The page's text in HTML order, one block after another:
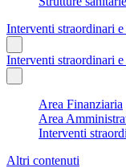
Interventi straordinari e
Interventi straordinari e
Area Finanziaria
Area
Interventi
Altri contenuti